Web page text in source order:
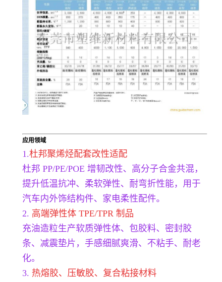
应用领域
1.杜邦聚烯烃配套改性适配
杜邦 PP/PE/POE 增韧改性、高分子合金共混，
提升低温抗冲、柔软弹性、耐弯折性能，用于
汽车内外饰结构件、家电柔性配件。
2. 高端弹性体 TPE/TPR 制品
充油造粒生产软质弹性体、包胶料、密封胶
条、减震垫片，手感细腻爽滑、不粘手、耐老
化。
3. 热熔胶、压敏胶、复合粘接材料